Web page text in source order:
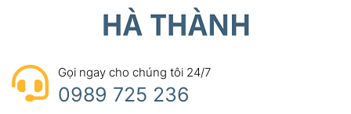
Gọi ngay cho chúng tôi 24/7
0989 725 236